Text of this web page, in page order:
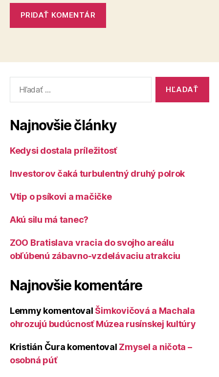
Najnovšie články
Kedysi dostala príležitosť
Investorov čaká turbulentný druhý polrok
Vtip o psíkovi a mačičke
Akú silu má tanec?
ZOO Bratislava vracia do svojho areálu
obľúbenú zábavno-vzdelávaciu atrakciu
Najnovšie komentáre
Lemmy komentoval Šimkovičová a Machala
ohrozujú budúcnosť Múzea rusínskej kultúry
Kristián Čura komentoval Zmysel a ničota –
osobná púť